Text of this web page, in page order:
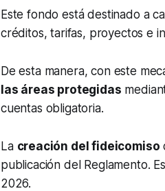
Este fondo está destinado a
créditos, tarifas, proyectos e
De esta manera, con este
las áreas protegidas
cuentas obligatoria.
La creación del fideicomiso
publicación del Reglamento.
2026.